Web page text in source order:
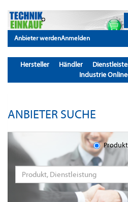
Anbieter werdenAnmelden
Hersteller Händler
Industrie
ANBIETER SUCHE